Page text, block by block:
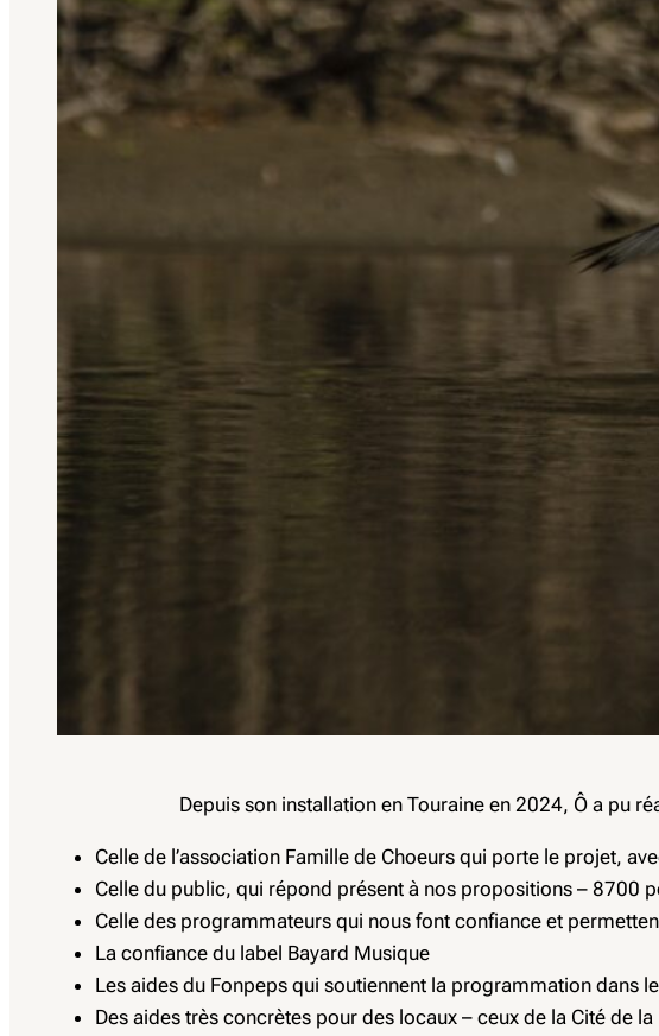
Depuis son installation en Touraine en 2024, Ô a pu
Celle de l’association Famille de Choeurs qui porte le projet,
Celle du public, qui répond présent à nos propositions – 8700
Celle des programmateurs qui nous font confiance et
La confiance du label Bayard Musique
Les aides du Fonpeps qui soutiennent la programmation dans
Des aides très concrètes pour des locaux – ceux de la Cité de